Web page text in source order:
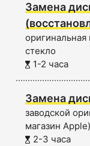
Замена
стекло
1-2 часа
Замена
заводской
магазин Apple)
2-3 часа